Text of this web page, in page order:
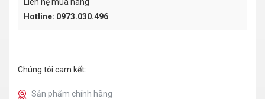
Hotline: 0973.030.496
Chúng tôi cam kết:
Sản phẩm chính hãng